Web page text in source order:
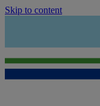
Skip to content